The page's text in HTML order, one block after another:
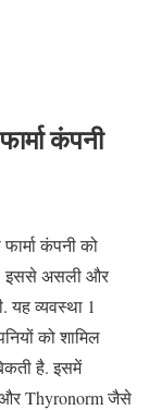
कंपनी
कंपनी को
इससे असली और
व्यवस्था 1
को शामिल
है. इसमें
Thyronorm जैसे